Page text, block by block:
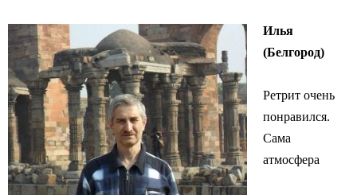
Илья
(Белгород)
Ретрит очень
понравился.
Сама
атмосфера